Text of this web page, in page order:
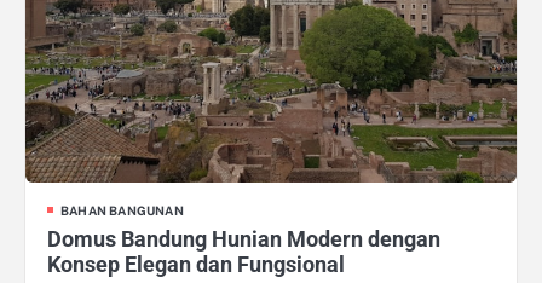
BAHAN BANGUNAN
Domus Bandung Hunian Modern dengan
Konsep Elegan dan Fungsional